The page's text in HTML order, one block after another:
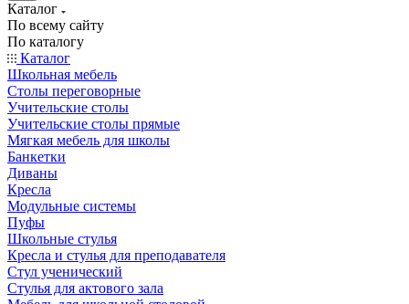
Каталог
По всему сайту
По каталогу
Каталог
Школьная мебель
Столы переговорные
Учительские столы
Учительские столы прямые
Мягкая мебель для школы
Банкетки
Диваны
Кресла
Модульные системы
Пуфы
Школьные стулья
Кресла и стулья для преподавателя
Стул ученический
Стулья для актового зала